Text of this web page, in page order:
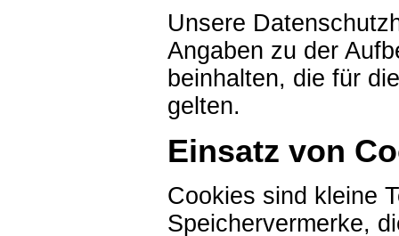
Unsere
Angaben zu der
beinhalten, die für
gelten.
Einsatz von
Cookies sind kleine
Speichervermerke,